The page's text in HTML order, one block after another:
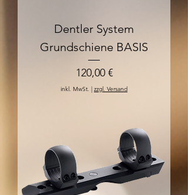
Dentler System
Grundschiene BASIS
Preis
120,00 €
inkl. MwSt. | zzgl. Versand